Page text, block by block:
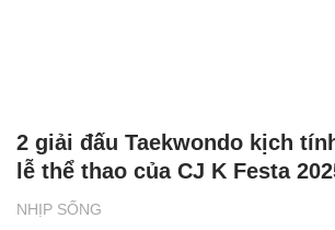
NHỊP SỐNG
2 giải đấu Taekwondo kịch
lễ thể thao của CJ K Festa